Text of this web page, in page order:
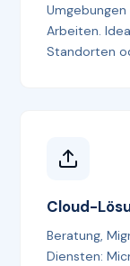
Arbeiten.
Standorten
Cloud-
Beratung,
Diensten: